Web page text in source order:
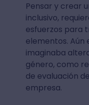
Pensar y crear
inclusivo,
esfuerzos para
elementos. Aún
imaginaba
género, como
de evaluación
empresa.